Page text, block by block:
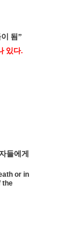
됨”
있다.
들에게
or in
the